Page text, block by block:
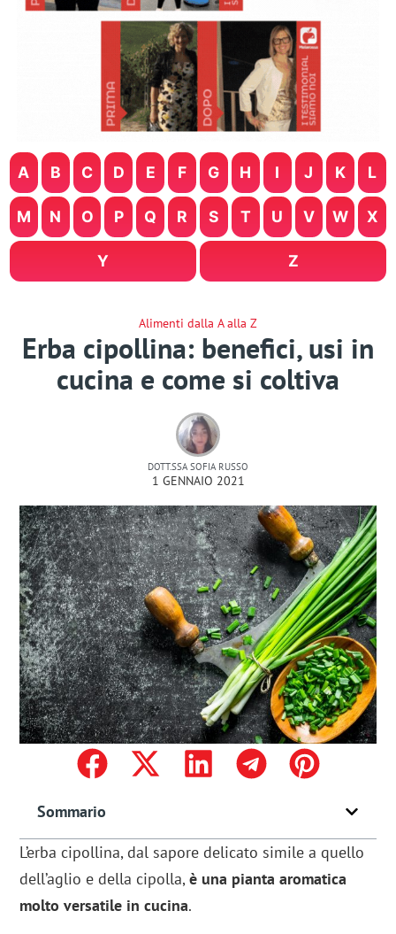
A B C D E F G H I J K L
M N O P Q R S T U V W X
Y Z
Alimenti dalla A alla Z
Erba cipollina: benefici, usi in
cucina e come si coltiva
DOTT.SSA SOFIA RUSSO
1 GENNAIO 2021
Sommario
L’erba cipollina, dal sapore delicato simile a quello
dell’aglio e della cipolla,è una pianta aromatica
molto versatile in cucina.